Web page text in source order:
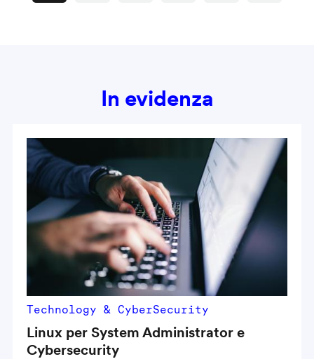
In evidenza
Technology & CyberSecurity
Linux per System Administrator e
Cybersecurity